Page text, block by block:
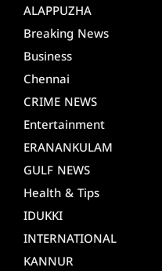
ALAPPUZHA
Breaking News
Business
Chennai
CRIME NEWS
Entertainment
ERANANKULAM
GULF NEWS
Health & Tips
IDUKKI
INTERNATIONAL
KANNUR